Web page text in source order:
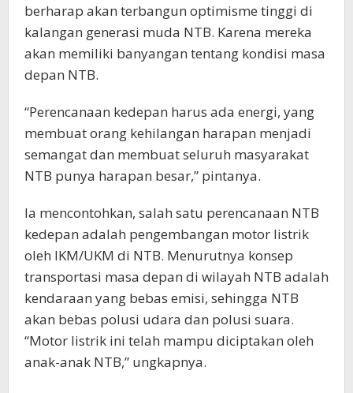
berharap akan terbangun optimisme tinggi di
kalangan generasi muda NTB. Karena mereka
akan memiliki banyangan tentang kondisi masa
depan NTB.
“Perencanaan kedepan harus ada energi, yang
membuat orang kehilangan harapan menjadi
semangat dan membuat seluruh masyarakat
NTB punya harapan besar,” pintanya.
Ia mencontohkan, salah satu perencanaan NTB
kedepan adalah pengembangan motor listrik
oleh IKM/UKM di NTB. Menurutnya konsep
transportasi masa depan di wilayah NTB adalah
kendaraan yang bebas emisi, sehingga NTB
akan bebas polusi udara dan polusi suara.
“Motor listrik ini telah mampu diciptakan oleh
anak-anak NTB,” ungkapnya.